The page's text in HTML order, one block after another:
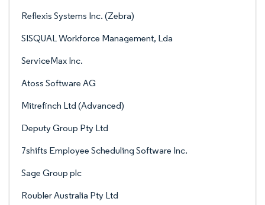
Reflexis Systems Inc. (Zebra)
SISQUAL Workforce Management, Lda
ServiceMax Inc.
Atoss Software AG
Mitrefinch Ltd (Advanced)
Deputy Group Pty Ltd
7shifts Employee Scheduling Software Inc.
Sage Group plc
Roubler Australia Pty Ltd